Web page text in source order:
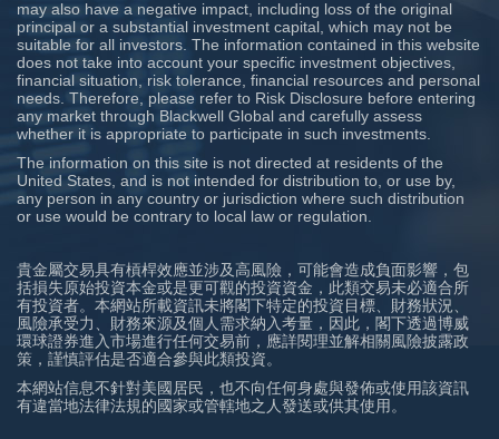
may also have a negative impact, including loss of the original
principal or a substantial investment capital, which may not be
suitable for all investors. The information contained in this website
does not take into account your specific investment objectives,
financial situation, risk tolerance, financial resources and personal
needs. Therefore, please refer to Risk Disclosure before entering
any market through Blackwell Global and carefully assess
whether it is appropriate to participate in such investments.
The information on this site is not directed at residents of the
United States, and is not intended for distribution to, or use by,
any person in any country or jurisdiction where such distribution
or use would be contrary to local law or regulation.
貴金屬交易具有槓桿效應並涉及高風險，可能會造成負面影響，包
括損失原始投資本金或是更可觀的投資資金，此類交易未必適合所
有投資者。本網站所載資訊未將閣下特定的投資目標、財務狀況、
風險承受力、財務來源及個人需求納入考量，因此，閣下透過博威
環球證券進入市場進行任何交易前，應詳閱理並解相關風險披露政
策，謹慎評估是否適合參與此類投資。
本網站信息不針對美國居民，也不向任何身處與發佈或使用該資訊
有違當地法律法規的國家或管轄地之人發送或供其使用。